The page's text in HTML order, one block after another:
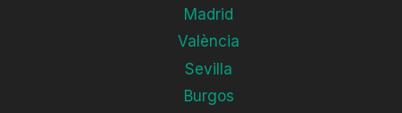
Madrid
València
Sevilla
Burgos